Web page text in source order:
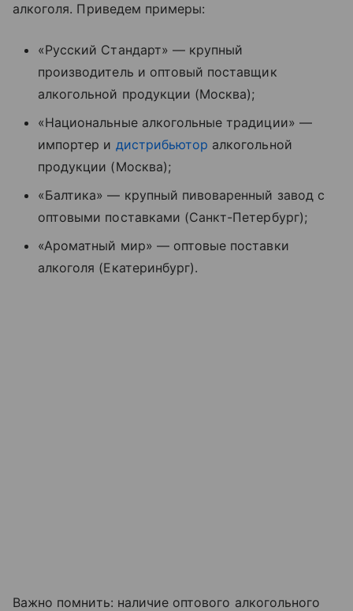
алкоголя. Приведем примеры:
«Русский Стандарт» — крупный
производитель и оптовый поставщик
алкогольной продукции (Москва);
«Национальные алкогольные традиции» —
импортер и дистрибьютор алкогольной
продукции (Москва);
«Балтика» — крупный пивоваренный завод с
оптовыми поставками (Санкт-Петербург);
«Ароматный мир» — оптовые поставки
алкоголя (Екатеринбург).
Важно помнить: наличие оптового алкогольного